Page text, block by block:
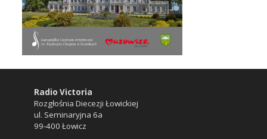
Radio Victoria
Rozgłośnia Diecezji Łowickiej
ul. Seminaryjna 6a
99-400 Łowicz